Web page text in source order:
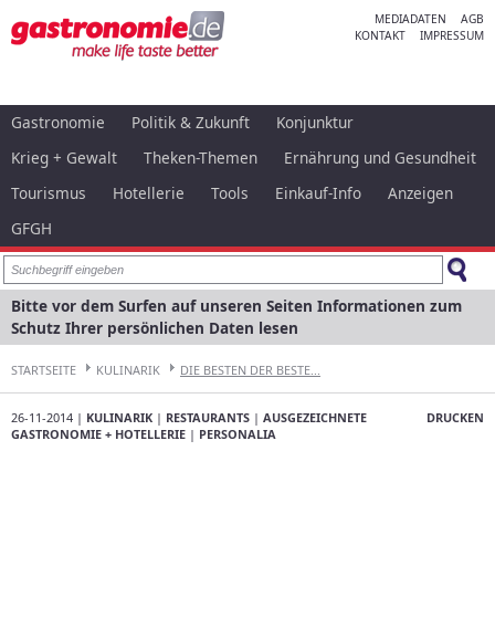
MEDIADATEN
AGB
KONTAKT
IMPRESSUM
Gastronomie Politik & Zukunft
Konjunktur
Krieg + Gewalt
Theken-Themen
Ernährung und Gesundheit
Tourismus
Hotellerie Tools Einkauf-Info
Anzeigen
GFGH
Bitte vor dem Surfen auf unseren Seiten Informationen zum
Schutz Ihrer persönlichen Daten lesen
STARTSEITE KULINARIK DIE BESTEN DER BESTE...
DRUCKEN
26-11-2014 | KULINARIK | RESTAURANTS | AUSGEZEICHNETE
GASTRONOMIE + HOTELLERIE | PERSONALIA